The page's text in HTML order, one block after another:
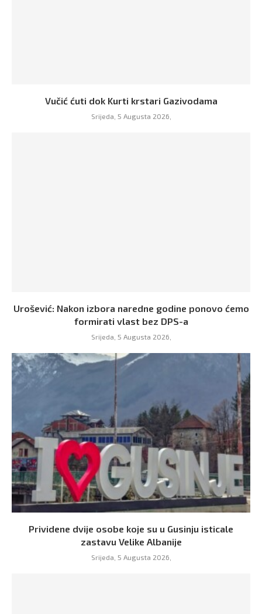
Vučić ćuti dok Kurti krstari Gazivodama
Srijeda, 5 Augusta 2026,
Urošević: Nakon izbora naredne godine ponovo ćemo
formirati vlast bez DPS-a
Srijeda, 5 Augusta 2026,
Prividene dvije osobe koje su u Gusinju isticale
zastavu Velike Albanije
Srijeda, 5 Augusta 2026,